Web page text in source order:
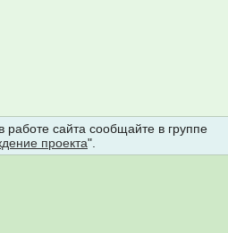
работе сайта сообщайте в группе